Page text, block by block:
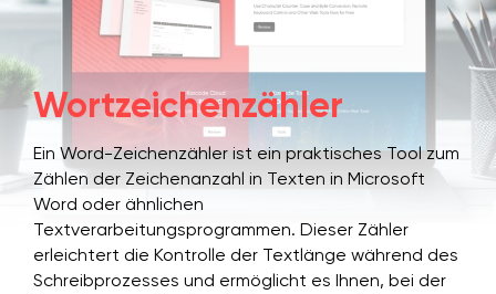
Wortzeichenzähler
Ein Word-Zeichenzähler ist ein praktisches Tool zum
Zählen der Zeichenanzahl in Texten in Microsoft
Word oder ähnlichen
Textverarbeitungsprogrammen. Dieser Zähler
erleichtert die Kontrolle der Textlänge während des
Schreibprozesses und ermöglicht es Ihnen, bei der